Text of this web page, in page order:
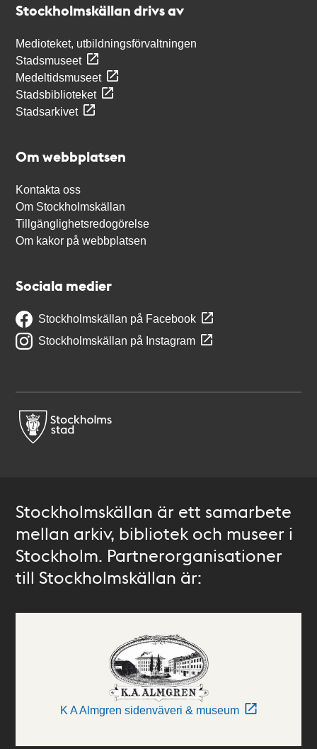
Stockholmskällan drivs av
Medioteket, utbildningsförvaltningen
Stadsmuseet
Medeltidsmuseet
Stadsbiblioteket
Stadsarkivet
Om webbplatsen
Kontakta oss
Om Stockholmskällan
Tillgänglighetsredogörelse
Om kakor på webbplatsen
Sociala medier
Stockholmskällan på Facebook
Stockholmskällan på Instagram
Stockholmskällan är ett samarbete
mellan arkiv, bibliotek och museer i
Stockholm. Partnerorganisationer
till Stockholmskällan är:
K A Almgren sidenväveri & museum